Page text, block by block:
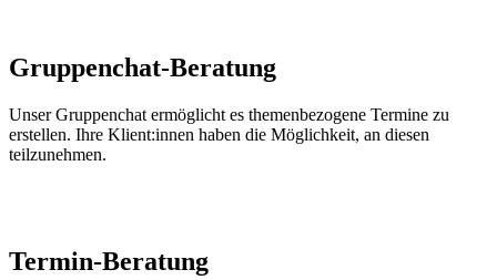
Gruppenchat-Beratung
Unser Gruppenchat ermöglicht es themenbezogene Termine zu
erstellen. Ihre Klient:innen haben die Möglichkeit, an diesen
teilzunehmen.
Termin-Beratung